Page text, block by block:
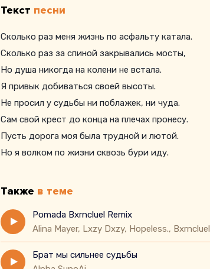
Текст песни
Сколько раз меня жизнь по асфальту катала.
Сколько раз за спиной закрывались мосты,
Но душа никогда на колени не встала.
Я привык добиваться своей высоты.
Не просил у судьбы ни поблажек, ни чуда.
Сам свой крест до конца на плечах пронесу.
Пусть дорога моя была трудной и лютой.
Но я волком по жизни сквозь бури иду.
Также в теме
Pomada Bxrncluel Remix
Alina Mayer, Lxzy Dxzy, Hopeless., Bxrncluel
Брат мы сильнее судьбы